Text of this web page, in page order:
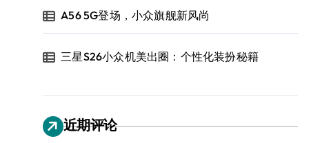
A56 5G登场，小众旗舰新风尚
三星S26小众机美出圈：个性化装扮秘籍
近期评论